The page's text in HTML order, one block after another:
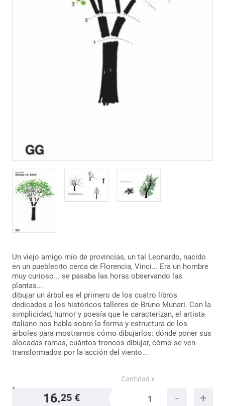
Un viejo amigo mío de provincias, un tal Leonardo, nacido
en un pueblecito cerca de Florencia, Vinci... Era un hombre
muy curioso... se pasaba las horas observando las
plantas...
dibujar un árbol es el primero de los cuatro libros
dedicados a los históricos talleres de Bruno Munari. Con la
simplicidad, humor y poesía que le caracterizan, el artista
italiano nos habla sobre la forma y estructura de los
árboles para mostrarnos cómo dibujarlos: dónde poner sus
alocadas ramas, cuántos troncos dibujar, cómo se ven
transformados por la acción del viento...
16.25 €
Cantidad x